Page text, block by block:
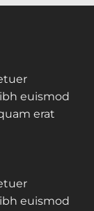
euismod
erat
euismod